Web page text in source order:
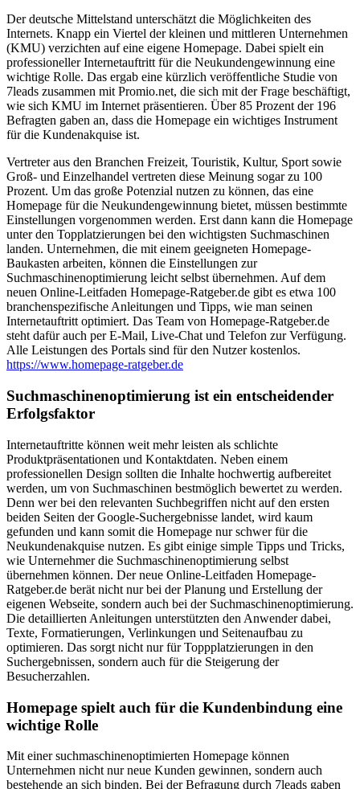
Der deutsche Mittelstand unterschätzt die Möglichkeiten des
Internets. Knapp ein Viertel der kleinen und mittleren Unternehmen
(KMU) verzichten auf eine eigene Homepage. Dabei spielt ein
professioneller Internetauftritt für die Neukundengewinnung eine
wichtige Rolle. Das ergab eine kürzlich veröffentliche Studie von
7leads zusammen mit Promio.net, die sich mit der Frage beschäftigt,
wie sich KMU im Internet präsentieren. Über 85 Prozent der 196
Befragten gaben an, dass die Homepage ein wichtiges Instrument
für die Kundenakquise ist.
Vertreter aus den Branchen Freizeit, Touristik, Kultur, Sport sowie
Groß- und Einzelhandel vertreten diese Meinung sogar zu 100
Prozent. Um das große Potenzial nutzen zu können, das eine
Homepage für die Neukundengewinnung bietet, müssen bestimmte
Einstellungen vorgenommen werden. Erst dann kann die Homepage
unter den Topplatzierungen bei den wichtigsten Suchmaschinen
landen. Unternehmen, die mit einem geeigneten Homepage-
Baukasten arbeiten, können die Einstellungen zur
Suchmaschinenoptimierung leicht selbst übernehmen. Auf dem
neuen Online-Leitfaden Homepage-Ratgeber.de gibt es etwa 100
branchenspezifische Anleitungen und Tipps, wie man seinen
Internetauftritt optimiert. Das Team von Homepage-Ratgeber.de
steht dafür auch per E-Mail, Live-Chat und Telefon zur Verfügung.
Alle Leistungen des Portals sind für den Nutzer kostenlos.
https://www.homepage-ratgeber.de
Suchmaschinenoptimierung ist ein entscheidender
Erfolgsfaktor
Internetauftritte können weit mehr leisten als schlichte
Produktpräsentationen und Kontaktdaten. Neben einem
professionellen Design sollten die Inhalte hochwertig aufbereitet
werden, um von Suchmaschinen bestmöglich bewertet zu werden.
Denn wer bei den relevanten Suchbegriffen nicht auf den ersten
beiden Seiten der Google-Suchergebnisse landet, wird kaum
gefunden und kann somit die Homepage nur schwer für die
Neukundenakquise nutzen. Es gibt einige simple Tipps und Tricks,
wie Unternehmer die Suchmaschinenoptimierung selbst
übernehmen können. Der neue Online-Leitfaden Homepage-
Ratgeber.de berät nicht nur bei der Planung und Erstellung der
eigenen Webseite, sondern auch bei der Suchmaschinenoptimierung.
Die detaillierten Anleitungen unterstützten den Anwender dabei,
Texte, Formatierungen, Verlinkungen und Seitenaufbau zu
optimieren. Das sorgt nicht nur für Toppplatzierungen in den
Suchergebnissen, sondern auch für die Steigerung der
Besucherzahlen.
Homepage spielt auch für die Kundenbindung eine
wichtige Rolle
Mit einer suchmaschinenoptimierten Homepage können
Unternehmen nicht nur neue Kunden gewinnen, sondern auch
bestehende an sich binden. Bei der Befragung durch 7leads gaben